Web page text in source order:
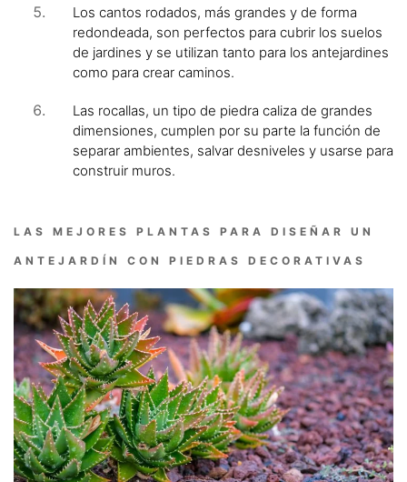
Los cantos rodados, más grandes y de forma
redondeada, son perfectos para cubrir los suelos
de jardines y se utilizan tanto para los antejardines
como para crear caminos.
Las rocallas, un tipo de piedra caliza de grandes
dimensiones, cumplen por su parte la función de
separar ambientes, salvar desniveles y usarse para
construir muros.
LAS MEJORES PLANTAS PARA DISEÑAR UN
ANTEJARDÍN CON PIEDRAS DECORATIVAS